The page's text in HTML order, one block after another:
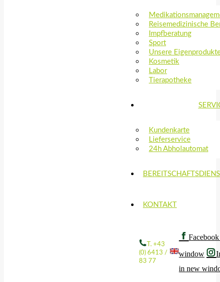
Reisemedizinische
Impfberatung
Sport
Unsere
Kosmetik
Labor
Tierapotheke
Kundenkarte
Lieferservice
24h Abholautomat
KONTAKT
T. +43
(0) 6413 /
83 77
window
in new